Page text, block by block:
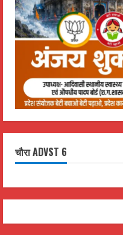
चौरा ADVST 6